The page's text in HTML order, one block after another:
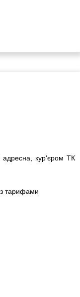
адресна, кур'єром ТК
з тарифами